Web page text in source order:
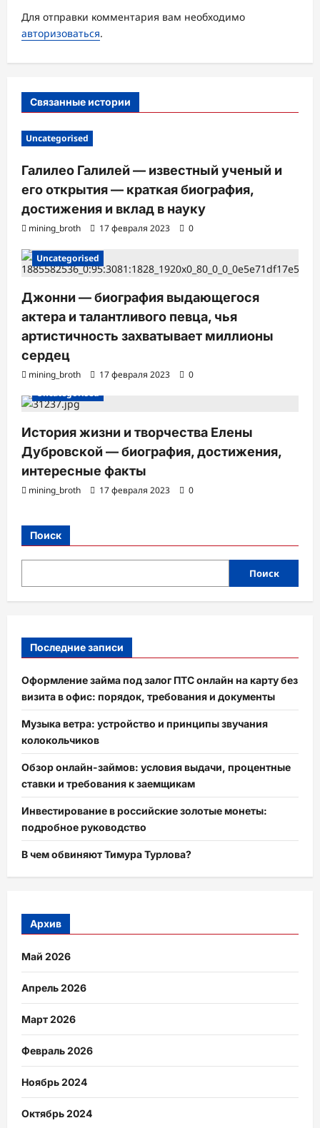
з
а
Для отправки комментария вам необходимо
авторизоваться.
Связанные истории
Uncategorised
Галилео Галилей — известный ученый и
его открытия — краткая биография,
достижения и вклад в науку
mining_broth 17 февраля 2023 0
Uncategorised
Джонни — биография выдающегося
актера и талантливого певца, чья
артистичность захватывает миллионы
сердец
mining_broth 17 февраля 2023
0
Uncategorised
История жизни и творчества Елены
Дубровской — биография, достижения,
интересные факты
mining_broth 17 февраля 2023 0
Поиск
Поиск
Последние записи
Оформление займа под залог ПТС онлайн на карту без
визита в офис: порядок, требования и документы
Музыка ветра: устройство и принципы звучания
колокольчиков
Обзор онлайн-займов: условия выдачи, процентные
ставки и требования к заемщикам
Инвестирование в российские золотые монеты:
подробное руководство
В чем обвиняют Тимура Турлова?
Архив
Май 2026
Апрель 2026
Март 2026
Февраль 2026
Ноябрь 2024
Октябрь 2024